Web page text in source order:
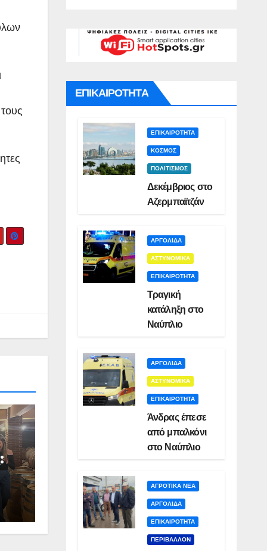
της
ΕΠΙΚΑΙΡΟΤΗΤΑ
ΕΠΙΚΑΙΡΟΤΗΤΑ
ΚΟΣΜΟΣ
ΠΟΛΙΤΙΣΜΟΣ
Δεκέμβριος στο
Αζερμπαϊτζάν
ΑΡΓΟΛΙΔΑ
ΑΣΤΥΝΟΜΙΚΑ
ΕΠΙΚΑΙΡΟΤΗΤΑ
Τραγική
κατάληξη στο
Ναύπλιο
ΑΡΓΟΛΙΔΑ
ΑΣΤΥΝΟΜΙΚΑ
ΕΠΙΚΑΙΡΟΤΗΤΑ
Άνδρας έπεσε
από μπαλκόνι
στο Ναύπλιο
ΑΓΡΟΤΙΚΑ ΝΕΑ
ΑΡΓΟΛΙΔΑ
ΕΠΙΚΑΙΡΟΤΗΤΑ
ΠΕΡΙΒΑΛΛΟΝ